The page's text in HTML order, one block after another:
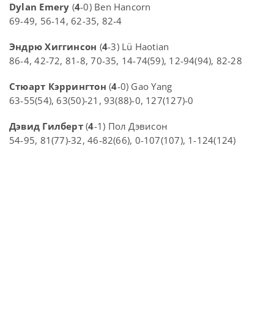
Dylan Emery (4-0) Ben Hancorn
69-49, 56-14, 62-35, 82-4
Эндрю Хиггинсон (4-3) Lü Haotian
86-4, 42-72, 81-8, 70-35, 14-74(59), 12-94(94), 82-28
Стюарт Кэррингтон (4-0) Gao Yang
63-55(54), 63(50)-21, 93(88)-0, 127(127)-0
Дэвид Гилберт(4-1) Пол Дэвисон
54-95, 81(77)-32, 46-82(66), 0-107(107), 1-124(124)